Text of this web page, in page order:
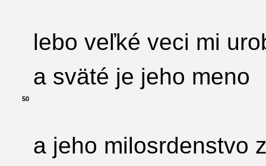
lebo veľké veci mi
a sväté je jeho meno
50
a jeho milosrdenstvo